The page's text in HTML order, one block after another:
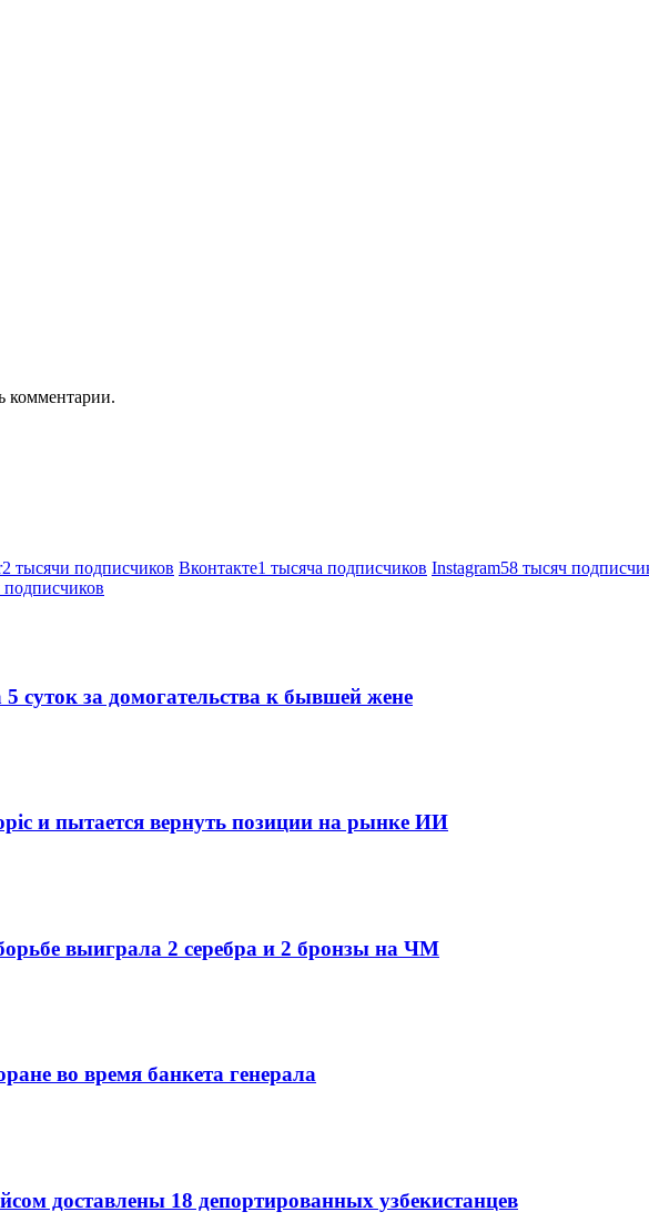
комментарии.
2 тысячи подписчиков Вконтакте1 тысяча подписчиков Instagram58 тысяч
подписчиков
суток за домогательства к бывшей жене
и пытается вернуть позиции на рынке ИИ
выиграла 2 серебра и 2 бронзы на ЧМ
во время банкета генерала
доставлены 18 депортированных узбекистанцев